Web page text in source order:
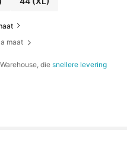
maat
diesnellere levering